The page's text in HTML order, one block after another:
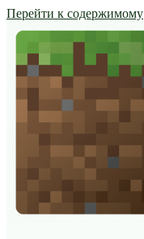
Перейти к содержимому